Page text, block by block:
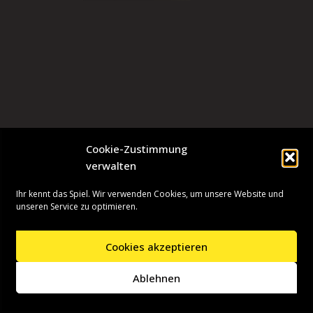
Cookie-Zustimmung
verwalten
Ihr kennt das Spiel. Wir verwenden Cookies, um unsere Website und
unseren Service zu optimieren.
Cookies akzeptieren
Ablehnen
| Präsentiert vonWordPress
Presseinformationen